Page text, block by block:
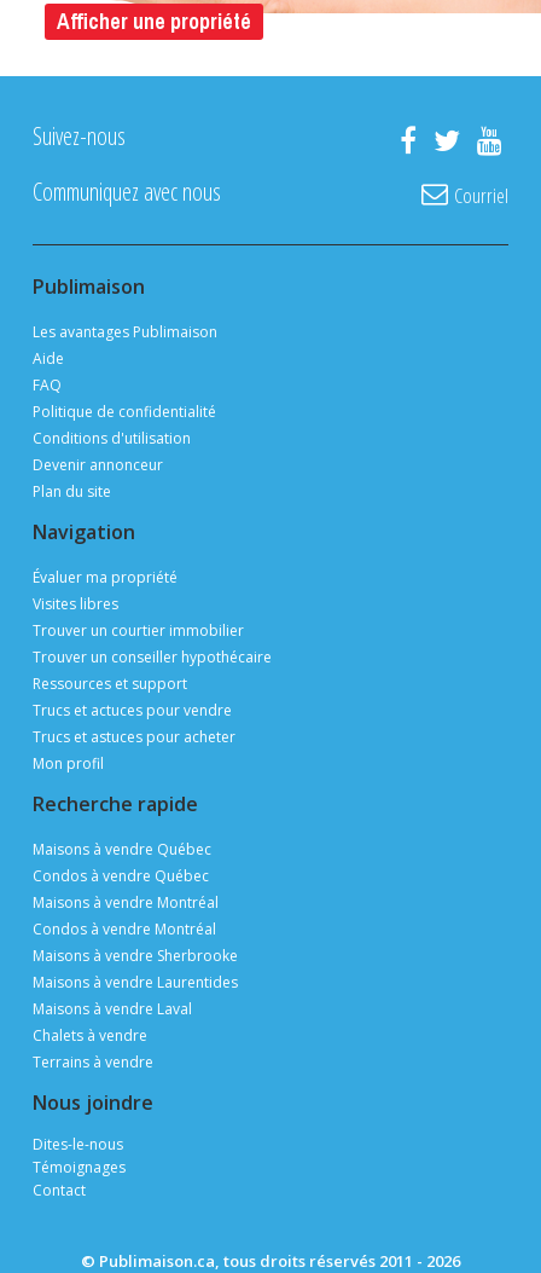
Afficher une propriété
Suivez-nous
Communiquez avec nous
Courriel
Publimaison
Les avantages Publimaison
Aide
FAQ
Politique de confidentialité
Conditions d'utilisation
Devenir annonceur
Plan du site
Navigation
Évaluer ma propriété
Visites libres
Trouver un courtier immobilier
Trouver un conseiller hypothécaire
Ressources et support
Trucs et actuces pour vendre
Trucs et astuces pour acheter
Mon profil
Recherche rapide
Maisons à vendre Québec
Condos à vendre Québec
Maisons à vendre Montréal
Condos à vendre Montréal
Maisons à vendre Sherbrooke
Maisons à vendre Laurentides
Maisons à vendre Laval
Chalets à vendre
Terrains à vendre
Nous joindre
Dites-le-nous
Témoignages
Contact
© Publimaison.ca, tous droits réservés 2011 - 2026